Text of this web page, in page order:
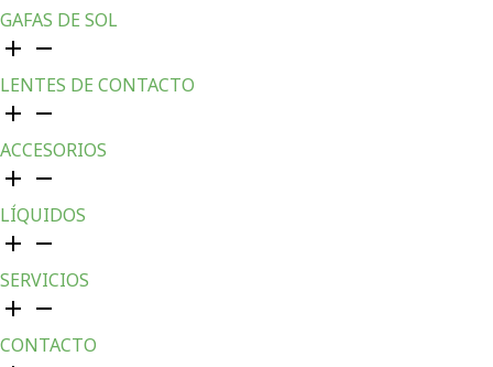
GAFAS DE SOL
LENTES DE CONTACTO
ACCESORIOS
LÍQUIDOS
SERVICIOS
CONTACTO